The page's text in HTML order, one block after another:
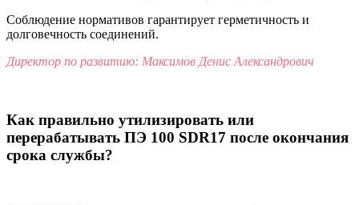
Соблюдение нормативов гарантирует герметичность и
долговечность соединений.
Директор по развитию: Максимов Денис Александрович
Как правильно утилизировать или
перерабатывать ПЭ 100 SDR17 после окончания
срока службы?